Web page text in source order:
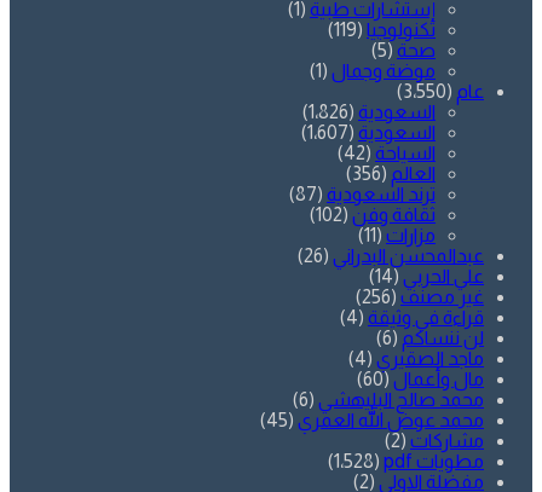
إستشارات طبية (1)
تكنولوجيا (119)
صحة (5)
موضة وجمال (1)
عام (3٬550)
السعودية (1٬826)
السعودية (1٬607)
السياحة (42)
العالم (356)
ترند السعودية (87)
ثقافة وفن (102)
مزارات (11)
عبدالمحسن البدراني (26)
علي الحربي (14)
غير مصنف (256)
قراءة في وثيقة (4)
لن ننساكم (6)
ماجد الصقيري (4)
مال وأعمال (60)
محمد صالح البليهشي (6)
محمد عوض الله العمري (45)
مشاركات (2)
مطويات pdf
(1٬528)
مفضلة الاولى (2)